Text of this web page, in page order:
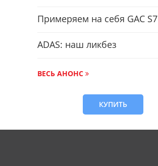
Примеряем на себя GAC S7
ADAS: наш ликбез
ВЕСЬ АНОНС
КУПИТЬ